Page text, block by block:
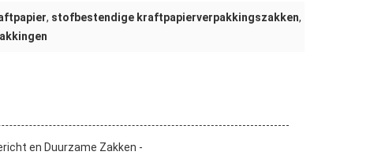
, stofbestendige kraftpapierverpakkingszakken,
en Duurzame Zakken -